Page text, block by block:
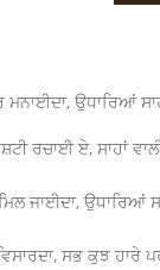
ਉਧਾਰਿਆਂ
ਰਚਾਈ ਏ, ਸਾਹਾਂ
ਜਾਈਦਾ, ਉਧਾਰਿਆਂ
ਸਭ ਕੁਝ ਹਾਰੇ